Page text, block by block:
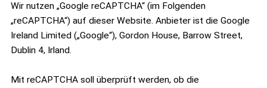
Wir nutzen „Google reCAPTCHA“ (im Folgenden
„reCAPTCHA“) auf dieser Website. Anbieter ist die Google
Ireland Limited („Google“), Gordon House, Barrow Street,
Dublin 4, Irland.
Mit reCAPTCHA soll überprüft werden, ob die